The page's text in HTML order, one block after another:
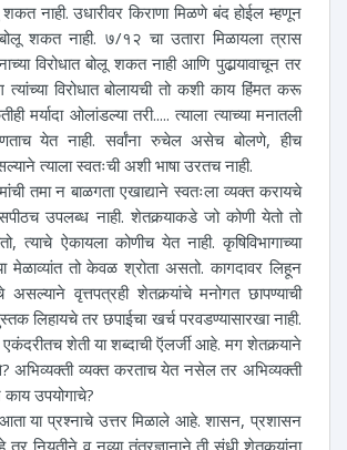
शकत नाही. उधारीवर किराणा मिळणे बंद होईल म्हणून
बोलू शकत नाही. ७/१२ चा उतारा मिळायला त्रास
विरोधात बोलू शकत नाही आणि पुढार्‍यावाचून तर
विरोधात बोलायची तो कशी काय हिंमत करू
मर्यादा ओलांडल्या तरी..... त्याला त्याच्या मनातली
येत नाही. सर्वांना रुचेल असेच बोलणे, हीच
त्याला स्वतःची अशी भाषा उरतच नाही.
न बाळगता एखाद्याने स्वतःला व्यक्त करायचे
उपलब्ध नाही. शेतकर्‍याकडे जो कोणी येतो तो
त्याचे ऐकायला कोणीच येत नाही. कृषिविभागाच्या
मेळाव्यांत तो केवळ श्रोता असतो. कागदावर लिहून
वृत्तपत्रही शेतकर्‍यांचे मनोगत छापण्याची
लिहायचे तर छपाईचा खर्च परवडण्यासारखा नाही.
एकंदरीतच शेती या शब्दाची ऍलर्जी आहे. मग शेतकर्‍याने
अभिव्यक्ती व्यक्त करताच येत नसेल तर अभिव्यक्ती
उपयोगाचे?
उत्तर मिळाले आहे. शासन, प्रशासन